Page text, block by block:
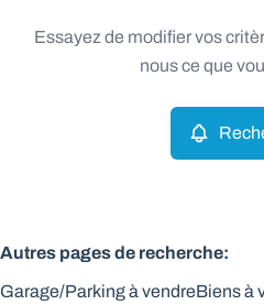
Essayez de modifier vos
nous ce que
Autres pages de recherche:
Garage/Parking à vendreBiens à